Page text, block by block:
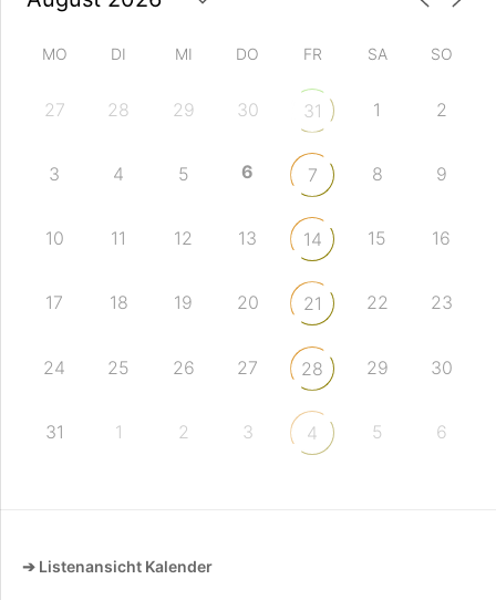
MO DI MI DO FR SA SO
27 28 29 30 31 1 2
3 4 5 6 7 8 9
10 11 12 13 14 15 16
17 18 19 20 21 22 23
24 25 26 27 28 29 30
31 1 2 3 4 5 6
➔ Listenansicht Kalender